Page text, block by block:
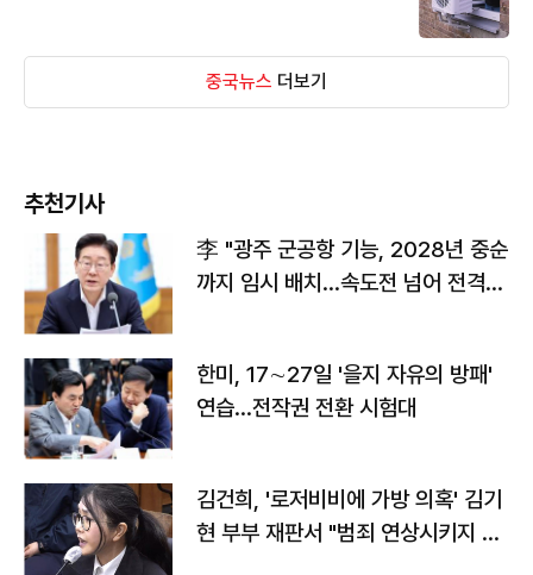
중국뉴스 더보기
추천기사
李 "광주 군공항 기능, 2028년 중순
까지 임시 배치…속도전 넘어 전격
한미, 17∼27일 '을지 자유의 방패'
연습…전작권 전환 시험대
김건희, '로저비비에 가방 의혹' 김기
현 부부 재판서 "범죄 연상시키지 말